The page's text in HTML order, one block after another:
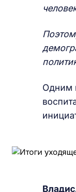
Одним